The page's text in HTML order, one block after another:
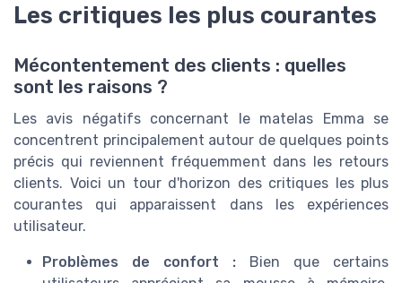
Les critiques les plus courantes
Mécontentement des clients : quelles
sont les raisons ?
Les avis négatifs concernant le matelas Emma se
concentrent principalement autour de quelques points
précis qui reviennent fréquemment dans les retours
clients. Voici un tour d'horizon des critiques les plus
courantes qui apparaissent dans les expériences
utilisateur.
Problèmes de confort : Bien que certains